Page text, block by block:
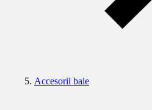
Accesorii baie